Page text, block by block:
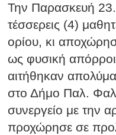
Την Παρασκευή
τέσσερεις (4)
ορίου, κι
ως φυσική
αιτήθηκαν
στο Δήμο Παλ.
συνεργείο με την
προχώρησε σε